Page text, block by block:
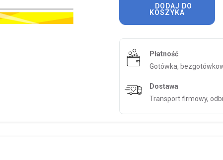
KOSZYKA
Płatność
Gotówka,
Dostawa
Transport firmowy,